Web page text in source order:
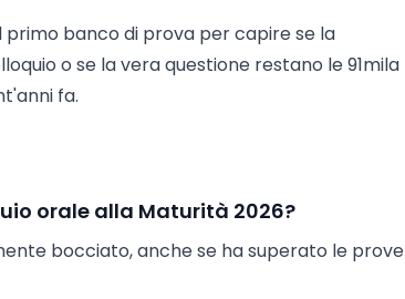
primo banco di prova per capire se la
o se la vera questione restano le 91mila
fa.
orale alla Maturità 2026?
bocciato, anche se ha superato le prove